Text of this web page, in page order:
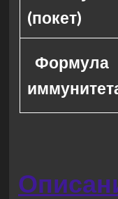
(покет)
Формула